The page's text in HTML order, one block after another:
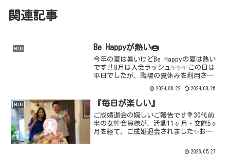
関連記事
BLOG Be Happyが熱い🍩
今年の夏は暑いけどBe Happyの夏は熱い
です‼️8月は入会ラッシュ✨✨✨この日は
平日でしたが、職場の夏休みを利用され
した💓カフェ巡りが大好きとのことで、
スィーツにもとっても詳しくて、美味し
いもの可愛ら...
2024.08.22 2024.08.26
BLOG 『毎日が楽しい』
ご成婚退会の嬉しいご報告です💐30代前
半の女性会員様が、活動11ヶ月・交際5ヶ
月を経て、ご成婚退会されました✨お相
彼女に今の気持ちを伺うと、「毎日が楽
2026.05.27